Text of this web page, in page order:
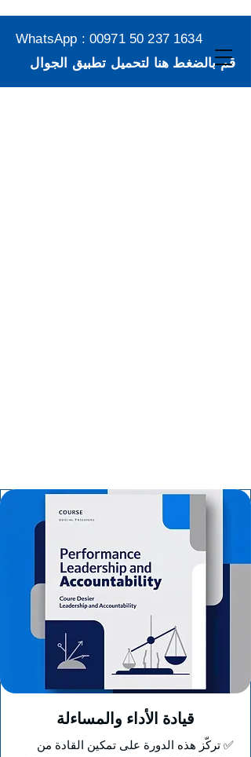
WhatsApp : 00971 50 237 1634
قم بالضغط هنا لتحميل تطبيق الجوال
قيادة الأداء والمساءلة
✅ تركّز هذه الدورة على تمكين القادة من